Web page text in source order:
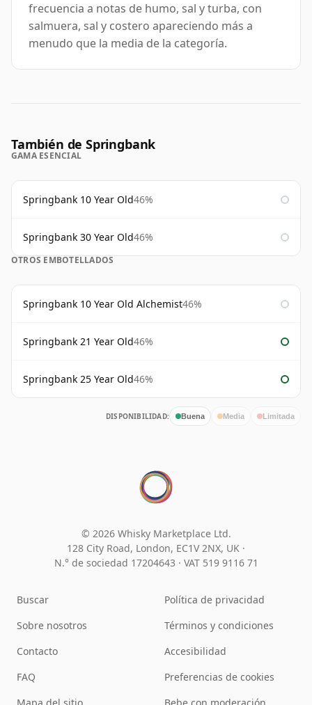
frecuencia a notas de humo, sal y turba, con
salmuera, sal y costero apareciendo más a
menudo que la media de la categoría.
También de Springbank
GAMA ESENCIAL
Springbank 10 Year Old46%
Springbank 30 Year Old46%
OTROS EMBOTELLADOS
Springbank 10 Year Old Alchemist46%
Springbank 21 Year Old46%
Springbank 25 Year Old46%
DISPONIBILIDAD: Buena Media Limitada
© 2026 Whisky Marketplace Ltd.
128 City Road, London, EC1V 2NX, UK ·
N.° de sociedad 17204643 · VAT 519 9116 71
Buscar
Sobre nosotros
Contacto
FAQ
Política de privacidad
Términos y condiciones
Accesibilidad
Preferencias de cookies